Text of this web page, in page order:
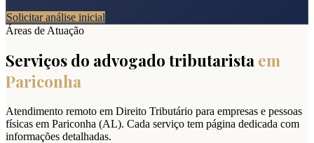
Solicitar análise inicial
Áreas de Atuação
Serviços do advogado tributarista em
Pariconha
Atendimento remoto em Direito Tributário para empresas e pessoas
físicas em Pariconha (AL). Cada serviço tem página dedicada com
informações detalhadas.